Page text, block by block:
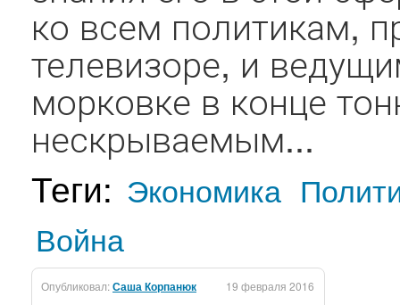
ко всем политикам,
телевизоре, и
морковке в конце
нескрываемым...
Теги: Экономика
Война
Опубликовал:Саша Корпанюк 19 февраля 2016